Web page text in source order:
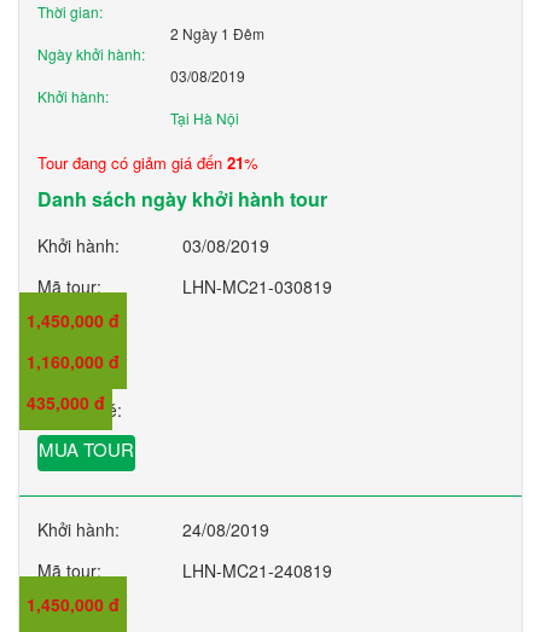
Thời gian:
2 Ngày 1 Đêm
Ngày khởi hành:
03/08/2019
Khởi hành:
Tại Hà Nội
Tour đang có giảm giá đến 21%
Danh sách ngày khởi hành tour
Khởi hành:
03/08/2019
Mã tour:
LHN-MC21-030819
Giá:
1,450,000 đ
Giá trẻ em:
1,160,000 đ
Giá em bé:
435,000 đ
MUA TOUR
Khởi hành:
24/08/2019
Mã tour:
LHN-MC21-240819
Giá:
1,450,000 đ